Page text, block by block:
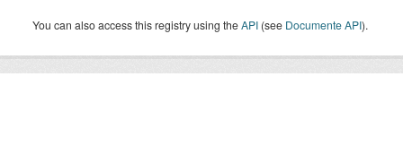
You can also access this registry using theAPI (see Documente API).